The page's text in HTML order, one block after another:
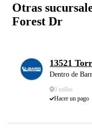
Otras
Forest Dr
13521
Dentro de
0 millas
Hacer un pago